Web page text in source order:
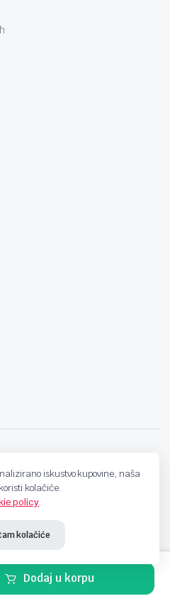
Dodaj u korpu
iskustvo kupovine, naša
kolačiće.
policy.
kolačiće
ACCOUNT CATEGORIES